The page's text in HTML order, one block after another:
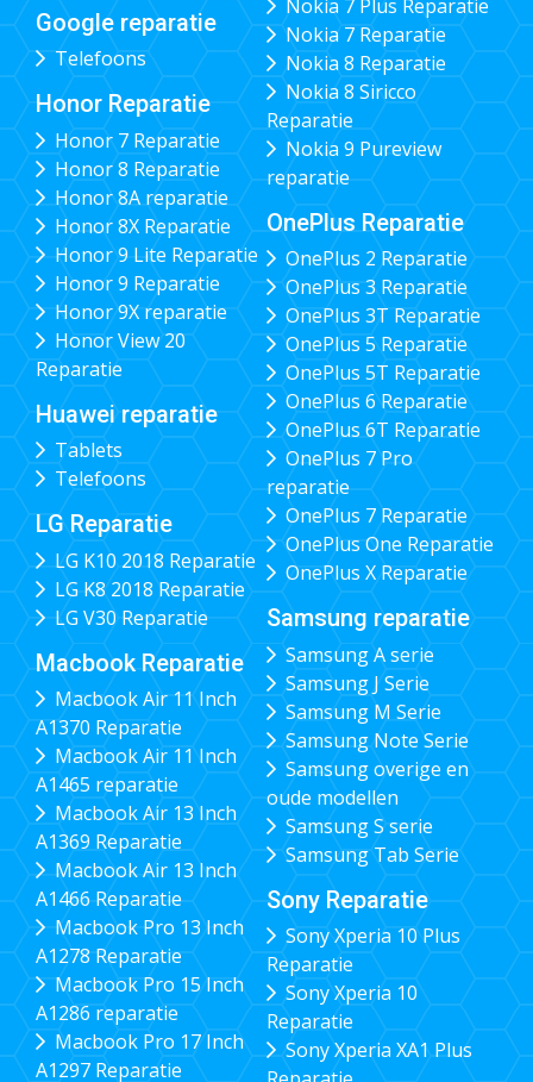
Google reparatie
Telefoons
Honor Reparatie
Honor 7 Reparatie
Honor 8 Reparatie
Honor 8A reparatie
Honor 8X Reparatie
Honor 9 Lite Reparatie
Honor 9 Reparatie
Honor 9X reparatie
Honor View 20
Reparatie
Huawei reparatie
Tablets
Telefoons
LG Reparatie
LG K10 2018 Reparatie
LG K8 2018 Reparatie
LG V30 Reparatie
Macbook Reparatie
Macbook Air 11 Inch
A1370 Reparatie
Macbook Air 11 Inch
A1465 reparatie
Macbook Air 13 Inch
A1369 Reparatie
Macbook Air 13 Inch
A1466 Reparatie
Macbook Pro 13 Inch
A1278 Reparatie
Macbook Pro 15 Inch
A1286 reparatie
Macbook Pro 17 Inch
A1297 Reparatie
Nokia 7 Plus Reparatie
Nokia 7 Reparatie
Nokia 8 Reparatie
Nokia 8 Siricco
Reparatie
Nokia 9 Pureview
reparatie
OnePlus Reparatie
OnePlus 2 Reparatie
OnePlus 3 Reparatie
OnePlus 3T Reparatie
OnePlus 5 Reparatie
OnePlus 5T Reparatie
OnePlus 6 Reparatie
OnePlus 6T Reparatie
OnePlus 7 Pro
reparatie
OnePlus 7 Reparatie
OnePlus One Reparatie
OnePlus X Reparatie
Samsung reparatie
Samsung A serie
Samsung J Serie
Samsung M Serie
Samsung Note Serie
Samsung overige en
oude modellen
Samsung S serie
Samsung Tab Serie
Sony Reparatie
Sony Xperia 10 Plus
Reparatie
Sony Xperia 10
Reparatie
Sony Xperia XA1 Plus